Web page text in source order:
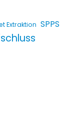
Extraktion SPPS